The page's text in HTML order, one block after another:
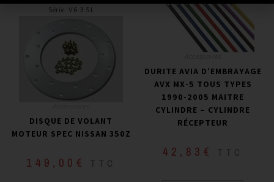
Série:V6 3.5L
DISQUE DE VOLANT
MOTEUR SPEC NISSAN 350Z
149,00 € TTC
DURITE AVIA D’EMBRAYAGE
AVX MX-5 TOUS TYPES
1990-2005 MAITRE
CYLINDRE – CYLINDRE
RÉCEPTEUR
42,83 € TTC